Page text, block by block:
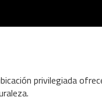
privilegiada